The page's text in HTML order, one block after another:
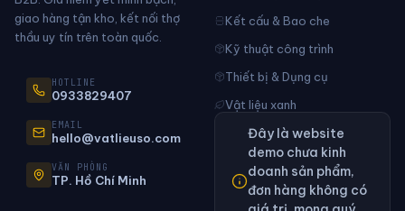
giao hàng tận kho, kết nối thợ
thầu uy tín trên toàn quốc.
HOTLINE
0933829407
EMAIL
hello@vatlieuso.com
VĂN PHÒNG
TP. Hồ Chí Minh
Kết cấu & Bao che
Kỹ thuật công trình
Thiết bị & Dụng cụ
Vật liệu xanh
Đây là website
demo chưa kinh
doanh sản phẩm,
đơn hàng không có